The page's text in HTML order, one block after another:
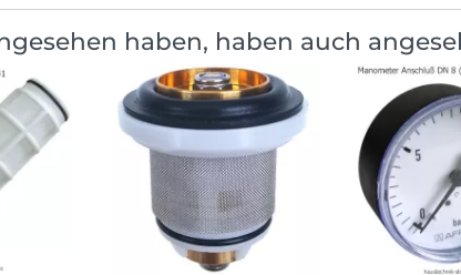
haben, haben auch